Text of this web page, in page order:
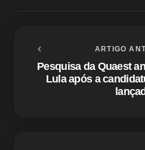
ARTIGO
Pesquisa da Quaest
Lula após a